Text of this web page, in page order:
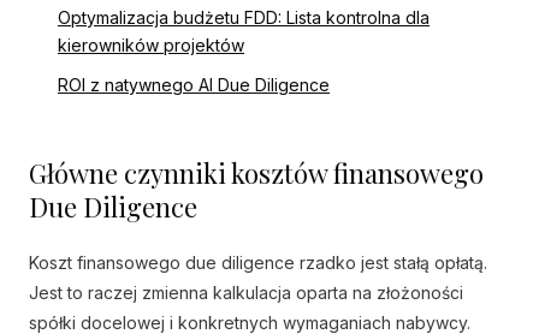
Optymalizacja budżetu FDD: Lista kontrolna dla
kierowników projektów
ROI z natywnego AI Due Diligence
Główne czynniki kosztów finansowego
Due Diligence
Koszt finansowego due diligence rzadko jest stałą opłatą.
Jest to raczej zmienna kalkulacja oparta na złożoności
spółki docelowej i konkretnych wymaganiach nabywcy.